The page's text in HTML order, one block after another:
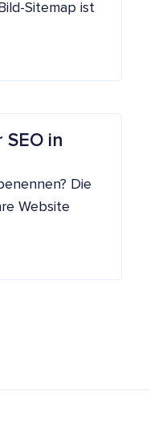
Sitemap ist
in
Die
Website